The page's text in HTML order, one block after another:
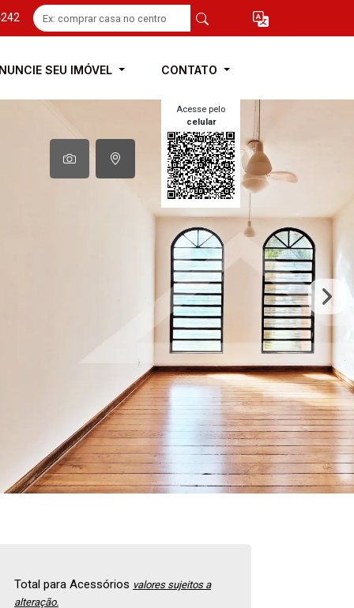
SEU IMÓVEL CONTATO
Acesse pelo
celular
Total para Acessórios valores sujeitos a
alteração.